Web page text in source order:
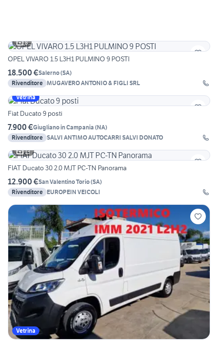
8
OPEL VIVARO 1.5 L3H1 PULMINO 9 POSTI
18.500 €Salerno(SA)
Rivenditore MUGAVERO ANTONIO & FIGLI SRL
Vetrina
Fiat Ducato 9 posti
7.900 €Giugliano in Campania (NA)
Rivenditore SALVI ANTIMO AUTOCARRI SALVI DONATO
13
FIAT Ducato 30 2.0 MJT PC-TN Panorama
12.900 €San Valentino Torio(SA)
Rivenditore EUROPEIN VEICOLI
Vetrina